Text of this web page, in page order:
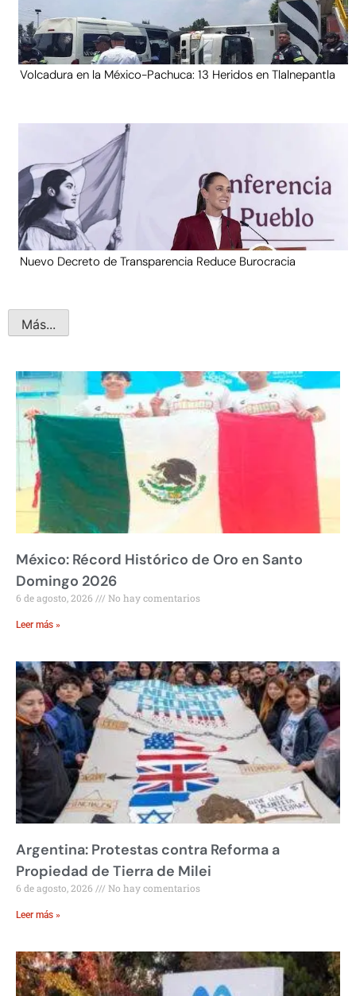
Volcadura en la México-Pachuca: 13 Heridos en Tlalnepantla
Nuevo Decreto de Transparencia Reduce Burocracia
Más...
México: Récord Histórico de Oro en Santo
Domingo 2026
6 de agosto, 2026 No hay comentarios
Leer más »
Argentina: Protestas contra Reforma a
Propiedad de Tierra de Milei
6 de agosto, 2026 No hay comentarios
Leer más »